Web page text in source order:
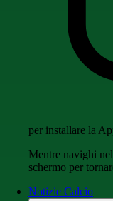
per installare la
Mentre navighi
schermo per
Notizie Calcio